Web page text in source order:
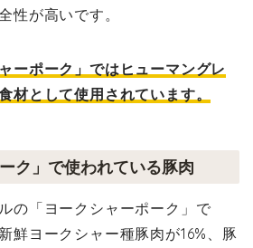
性が高いです。
ーポーク」ではヒューマングレ
材として使用されています。
ク」で使われている豚肉
の「ヨークシャーポーク」で
鮮ヨークシャー種豚肉が16%、豚